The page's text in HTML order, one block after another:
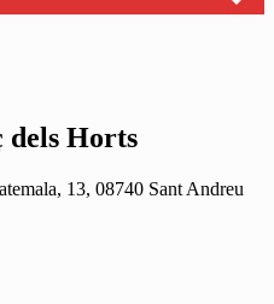
dels Horts
13, 08740 Sant Andreu